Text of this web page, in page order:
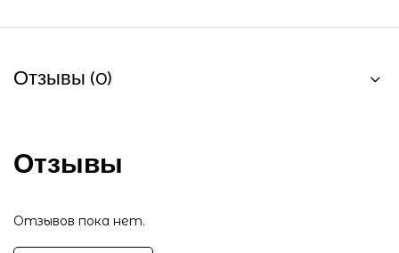
Отзывы (0)
Отзывы
Отзывов пока нет.